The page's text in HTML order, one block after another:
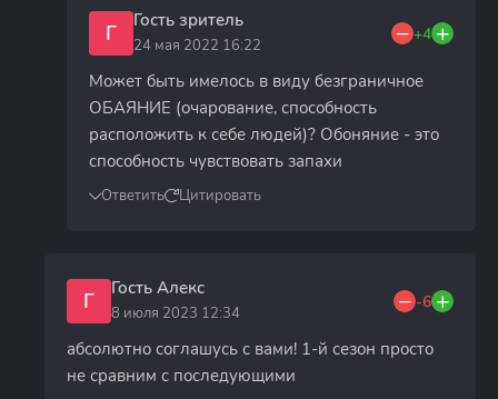
Г Гость зритель
24 мая 2022 16:22
+4
Может быть имелось в виду безграничное
ОБАЯНИЕ (очарование, способность
расположить к себе людей)? Обоняние - это
способность чувствовать запахи
Ответить Цитировать
Г Гость Алекс
8 июля 2023 12:34
-6
абсолютно соглашусь с вами! 1-й сезон просто
не сравним с последующими